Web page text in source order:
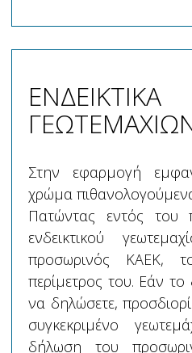
Στην εφαρμογή
χρώμα
Πατώντας εντός του
ενδεικτικού
προσωρινός ΚΑΕΚ,
περίμετρος του. Εάν το
να δηλώσετε,
συγκεκριμένο
δήλωση του